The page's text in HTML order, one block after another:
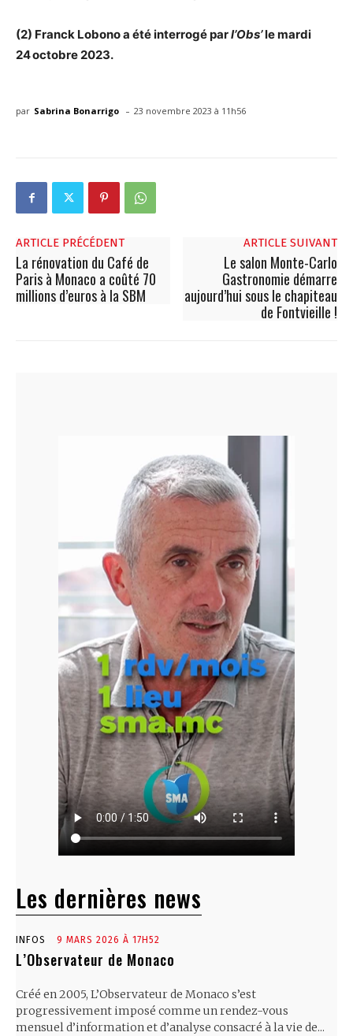
(2) Franck Lobono a été interrogé parl’Obs’le mardi
24 octobre 2023.
par Sabrina Bonarrigo - 23 novembre 2023 à 11h56
ARTICLE PRÉCÉDENT
La rénovation du Café de
Paris à Monaco a coûté 70
millions d’euros à la SBM
ARTICLE SUIVANT
Le salon Monte-Carlo
Gastronomie démarre
aujourd’hui sous le chapiteau
de Fontvieille !
Les dernières news
INFOS 9 MARS 2026 À 17H52
L’Observateur de Monaco
Créé en 2005, L’Observateur de Monaco s’est
progressivement imposé comme un rendez-vous
mensuel d’information et d’analyse consacré à la vie de...